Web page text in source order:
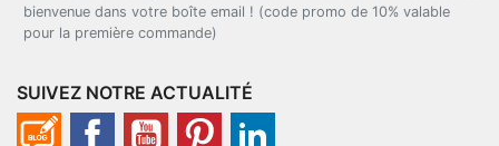
bienvenue dans votre boîte email ! (code promo de 10% valable
pour la première commande)
SUIVEZ NOTRE ACTUALITÉ